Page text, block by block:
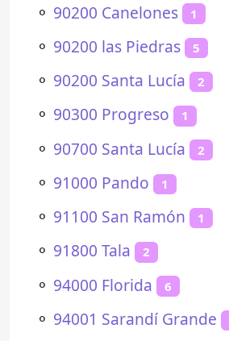
⚬ 90200 Canelones 1
⚬ 90200 las Piedras 5
⚬ 90200 Santa Lucía 2
⚬ 90300 Progreso 1
⚬ 90700 Santa Lucía 2
⚬ 91000 Pando 1
⚬ 91100 San Ramón 1
⚬ 91800 Tala 2
⚬ 94000 Florida 6
⚬ 94001 Sarandí Grande